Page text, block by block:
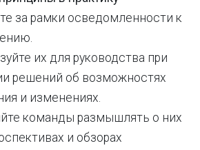
за рамки осведомленности к
их для руководства при
решений об возможностях
и изменениях.
команды размышлять о них
и обзорах